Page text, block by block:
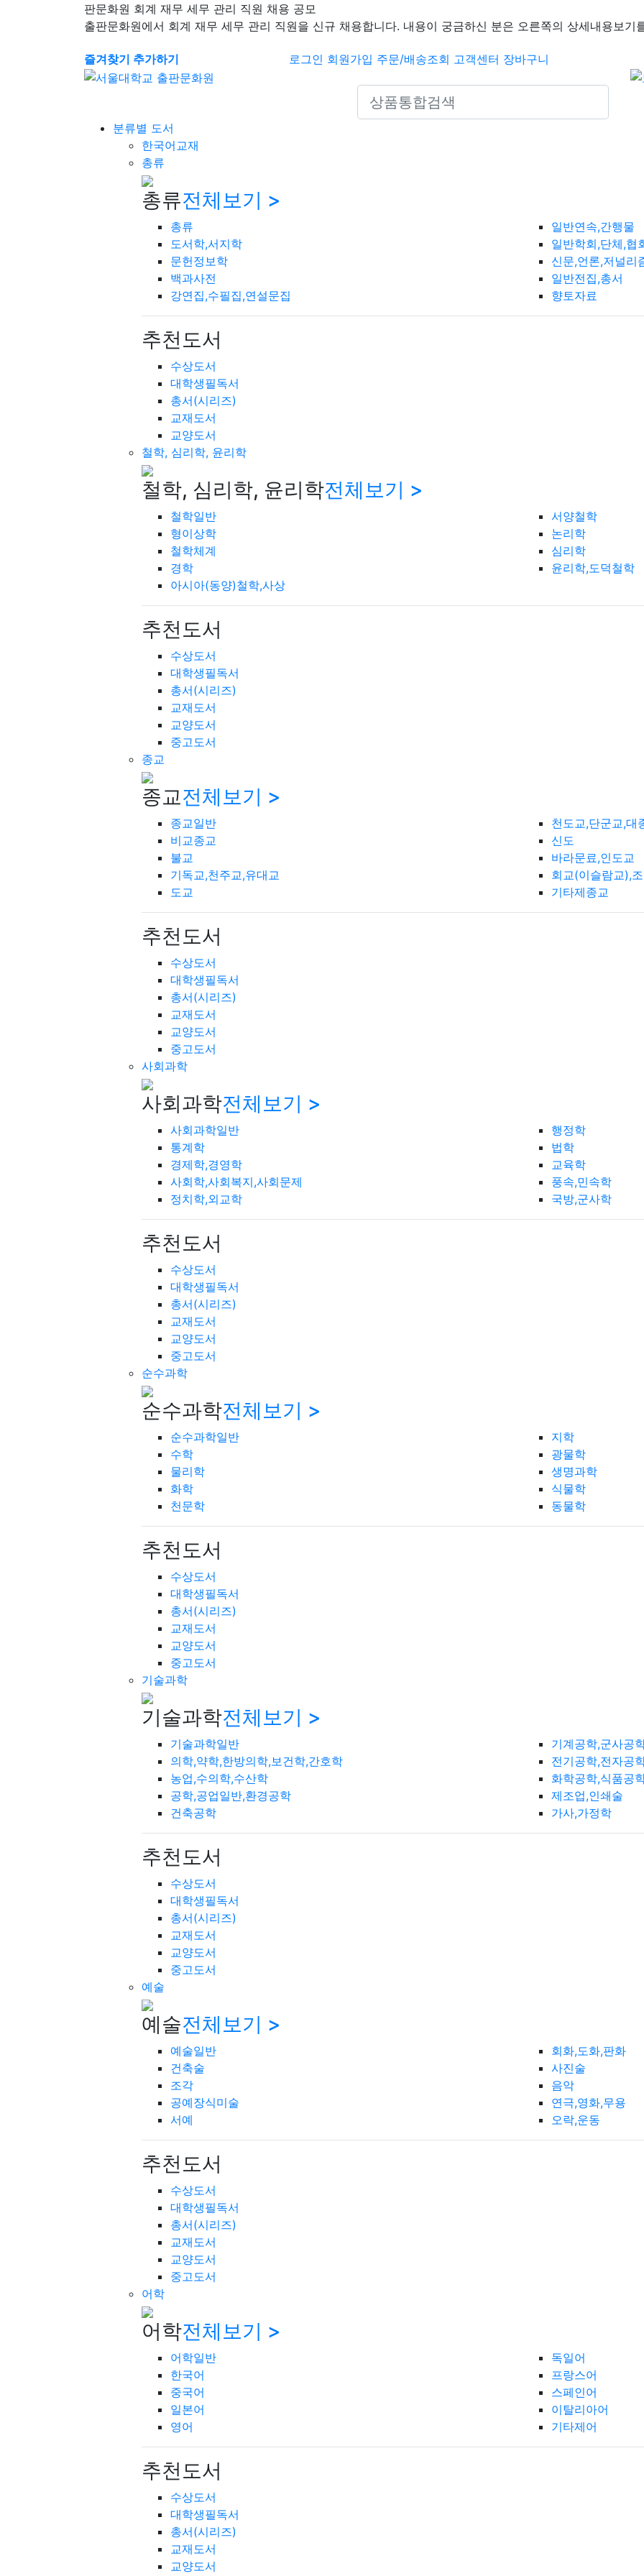
판문화원 회계 재무 세무 관리 직원 채용 공모
출판문화원에서 회계 재무 세무 관리 직원을 신규 채용합니다. 내용이 궁금하신 분은 오른쪽의 상세내용보기
즐겨찾기 추가하기 로그인 회원가입 주문/배송조회 고객센터 장바구니
Search icons
분류별 도서
한국어교재
총류
총류전체보기 >
총류
도서학,서지학
문헌정보학
백과사전
강연집,수필집,연설문집
일반연속,간행물
일반학회,단체,협
신문,언론,저널리
일반전집,총서
향토자료
추천도서
수상도서
대학생필독서
총서(시리즈)
교재도서
교양도서
철학, 심리학, 윤리학
철학, 심리학, 윤리학전체보기 >
철학일반
형이상학
철학체계
경학
아시아(동양)철학,사상
서양철학
논리학
심리학
윤리학,도덕철학
추천도서
수상도서
대학생필독서
총서(시리즈)
교재도서
교양도서
중고도서
종교
종교전체보기 >
종교일반
비교종교
불교
기독교,천주교,유대교
도교
천도교,단군교,대
신도
바라문료,인도교
회교(이슬람교),
기타제종교
추천도서
수상도서
대학생필독서
총서(시리즈)
교재도서
교양도서
중고도서
사회과학
사회과학전체보기 >
사회과학일반
통계학
경제학,경영학
사회학,사회복지,사회문제
정치학,외교학
행정학
법학
교육학
풍속,민속학
국방,군사학
추천도서
수상도서
대학생필독서
총서(시리즈)
교재도서
교양도서
중고도서
순수과학
순수과학전체보기 >
순수과학일반
수학
물리학
화학
천문학
지학
광물학
생명과학
식물학
동물학
추천도서
수상도서
대학생필독서
총서(시리즈)
교재도서
교양도서
중고도서
기술과학
기술과학전체보기 >
기술과학일반
의학,약학,한방의학,보건학,간호학
농업,수의학,수산학
공학,공업일반,환경공학
건축공학
기계공학,군사공
전기공학,전자공
화학공학,식품공
제조업,인쇄술
가사,가정학
추천도서
수상도서
대학생필독서
총서(시리즈)
교재도서
교양도서
중고도서
예술
예술전체보기 >
예술일반
건축술
조각
공예장식미술
서예
회화,도화,판화
사진술
음악
연극,영화,무용
오락,운동
추천도서
수상도서
대학생필독서
총서(시리즈)
교재도서
교양도서
중고도서
어학
어학전체보기 >
어학일반
한국어
중국어
일본어
영어
독일어
프랑스어
스페인어
이탈리아어
기타제어
추천도서
수상도서
대학생필독서
총서(시리즈)
교재도서
교양도서